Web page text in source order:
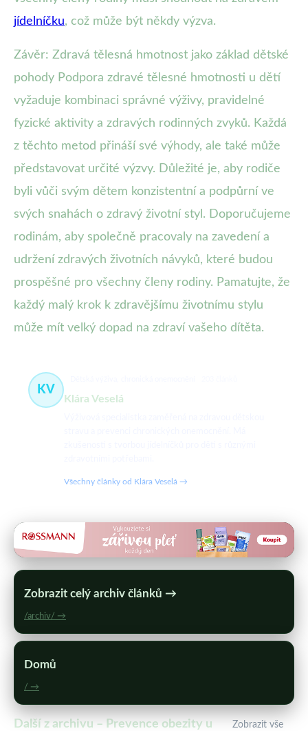
jídelníčku, což může být někdy výzva.
Závěr: Zdravá tělesná hmotnost jako základ dětské
pohody Podpora zdravé tělesné hmotnosti u dětí
vyžaduje kombinaci správné výživy, pravidelné
fyzické aktivity a zdravých rodinných zvyků. Každá
z těchto metod přináší své výhody, ale také může
představovat určité výzvy. Důležité je, aby rodiče
byli vůči svým dětem konzistentní a podpůrní ve
svých snahách o zdravý životní styl. Doporučujeme
rodinám, aby společně pracovaly na zavedení a
udržení zdravých životních návyků, které budou
prospěšné pro všechny členy rodiny. Pamatujte, že
každý malý krok k zdravějšímu životnímu stylu
může mít velký dopad na zdraví vašeho dítěta.
KV
Klára Veselá
Všechny články od Klára Veselá →
Zobrazit celý archiv článků →
/archiv/ →
Domů
/ →
Další z archivu – Prevence obezity u
Zobrazit vše